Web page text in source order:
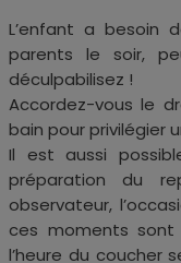
L’enfant a besoin
parents le soir,
déculpabilisez !
Accordez-vous le
bain pour privilégier
Il est aussi
préparation du
observateur,
ces moments
l’heure du coucher